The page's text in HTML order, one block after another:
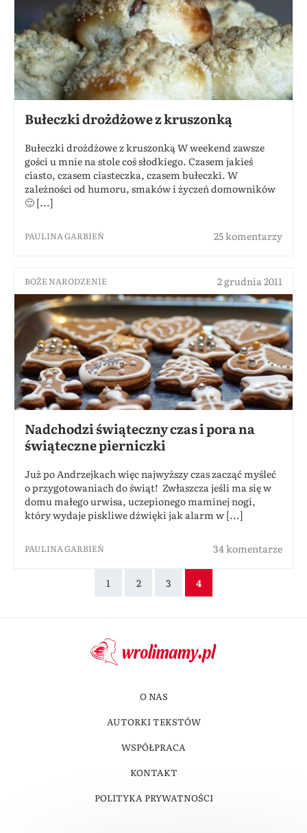
Bułeczki drożdżowe z kruszonką
Bułeczki drożdżowe z kruszonką W weekend zawsze
gości u mnie na stole coś słodkiego. Czasem jakieś
ciasto, czasem ciasteczka, czasem bułeczki. W
zależności od humoru, smaków i życzeń domowników
🙂 [...]
PAULINA GARBIEŃ 25 komentarzy
BOŻE NARODZENIE 2 grudnia 2011
Nadchodzi świąteczny czas i pora na
świąteczne pierniczki
Już po Andrzejkach więc najwyższy czas zacząć myśleć
o przygotowaniach do świąt! Zwłaszcza jeśli ma się w
domu małego urwisa, uczepionego maminej nogi,
który wydaje piskliwe dźwięki jak alarm w [...]
PAULINA GARBIEŃ 34 komentarze
1 2 3 4
O NAS
AUTORKI TEKSTÓW
WSPÓŁPRACA
KONTAKT
POLITYKA PRYWATNOŚCI